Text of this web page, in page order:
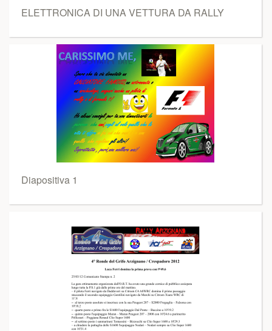
ELETTRONICA DI UNA VETTURA DA RALLY
Diapositiva 1